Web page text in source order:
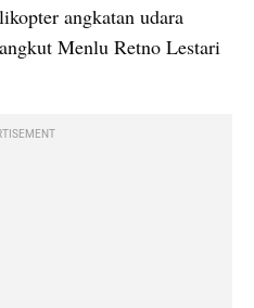
angkatan udara
Menlu Retno Lestari